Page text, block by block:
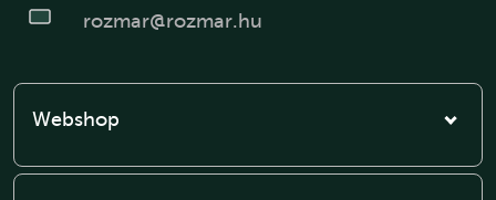
rozmar@rozmar.hu
Webshop